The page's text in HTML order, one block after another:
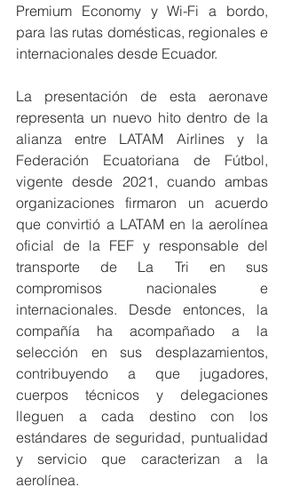
Premium Economy y Wi-Fi a bordo,
para las rutas domésticas, regionales e
internacionales desde Ecuador.
La presentación de esta aeronave
representa un nuevo hito dentro de la
alianza entre LATAM Airlines y la
Federación Ecuatoriana de Fútbol,
vigente desde 2021, cuando ambas
organizaciones firmaron un acuerdo
que convirtió a LATAM en la aerolínea
oficial de la FEF y responsable del
transporte de La Tri en sus
compromisos nacionales e
internacionales. Desde entonces, la
compañía ha acompañado a la
selección en sus desplazamientos,
contribuyendo a que jugadores,
cuerpos técnicos y delegaciones
lleguen a cada destino con los
estándares de seguridad, puntualidad
y servicio que caracterizan a la
aerolínea.